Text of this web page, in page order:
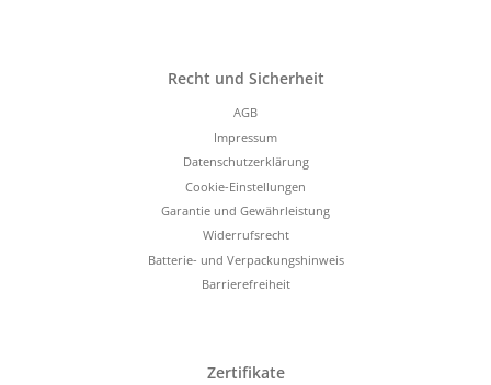
Recht und Sicherheit
AGB
Impressum
Datenschutzerklärung
Cookie-Einstellungen
Garantie und Gewährleistung
Widerrufsrecht
Batterie- und Verpackungshinweis
Barrierefreiheit
Zertifikate